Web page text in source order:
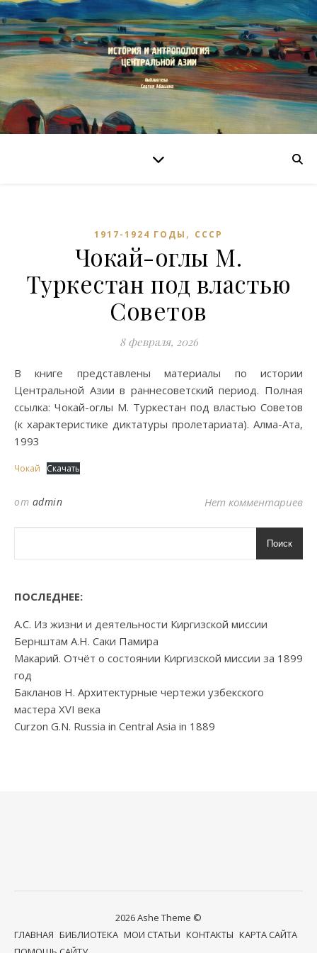
1917-1924 ГОДЫ , СССР
Чокай-оглы М.
Туркестан под властью
Советов
8 февраля, 2026
В книге представлены материалы по истории
Центральной Азии в раннесоветский период. Полная
ссылка: Чокай-оглы М. Туркестан под властью Советов
(к характеристике диктатуры пролетариата). Алма-Ата,
1993
Чокай Скачать
от admin Нет комментариев
Поиск
ПОСЛЕДНЕЕ:
А.С. Из жизни и деятельности Киргизской миссии
Бернштам А.Н. Саки Памира
Макарий. Отчёт о состоянии Киргизской миссии за 1899
год
Бакланов Н. Архитектурные чертежи узбекского
мастера XVI века
Curzon G.N. Russia in Central Asia in 1889
2026 Ashe Theme ©
ГЛАВНАЯ БИБЛИОТЕКА МОИ СТАТЬИ КОНТАКТЫ КАРТА САЙТА